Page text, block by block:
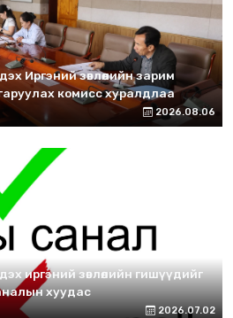
Иргэний зөвлөлийн зарим
комисс хуралдлаа
2026.08.06
иргэний зөвлөлийн гишүүдийг
хуудас
2026.07.02